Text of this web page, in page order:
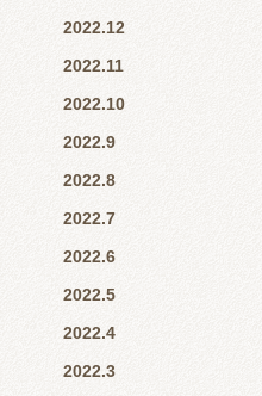
2022.12
2022.11
2022.10
2022.9
2022.8
2022.7
2022.6
2022.5
2022.4
2022.3